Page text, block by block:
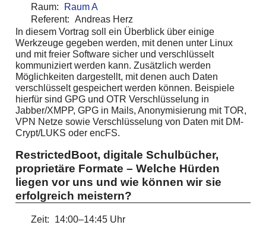
Raum:
Raum A
Referent: Andreas Herz
In diesem Vortrag soll ein Überblick über einige
Werkzeuge gegeben werden, mit denen unter Linux
und mit freier Software sicher und verschlüsselt
kommuniziert werden kann. Zusätzlich werden
Möglichkeiten dargestellt, mit denen auch Daten
verschlüsselt gespeichert werden können. Beispiele
hierfür sind GPG und OTR Verschlüsselung in
Jabber/XMPP, GPG in Mails, Anonymisierung mit TOR,
VPN Netze sowie Verschlüsselung von Daten mit DM-
Crypt/LUKS oder encFS.
RestrictedBoot, digitale Schulbücher,
proprietäre Formate – Welche Hürden
liegen vor uns und wie können wir sie
erfolgreich meistern?
Zeit:
14:00–14:45 Uhr